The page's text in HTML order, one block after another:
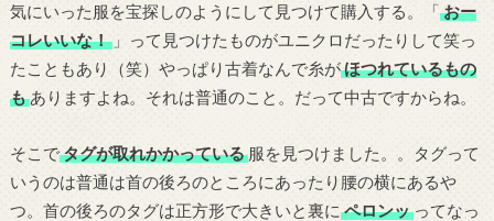
気にいった服を宝探しのようにして見つけて購入する。「 おー
コレいいな！」って見つけたものがユニクロだったりして笑っ
たこともあり（笑）やっぱり古着なんで糸がほつれているもの
もありますよね。それは普通のこと。だって中古ですからね。
そこでタグが取れかかっている服を見つけました。。タグって
いうのは普通は首の後ろのところにあったり腰の横にあるや
つ。首の後ろのタグは正方形で大きいと裏に ペロンッってなっ